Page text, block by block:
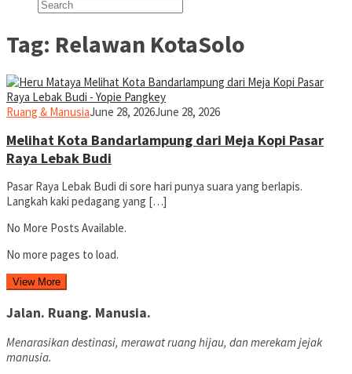
Tag: Relawan KotaSolo
Ruang & Manusiayopiefranz
June 28, 2026June 28, 2026
Melihat Kota Bandarlampung dari Meja Kopi Pasar
Raya Lebak Budi
Pasar Raya Lebak Budi di sore hari punya suara yang berlapis.
Langkah kaki pedagang yang […]
No More Posts Available.
No more pages to load.
View More
Jalan. Ruang. Manusia.
Menarasikan destinasi, merawat ruang hijau, dan merekam jejak
manusia.